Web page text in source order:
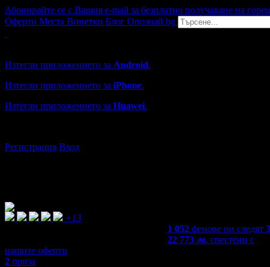
Абонирайте се с Вашия e-mail за безплатно получаване на
Оферти Места Винетки Блог Опознай.bg
Изтегли приложението за Android.
Изтегли приложението за iPhone.
Изтегли приложението за Huawei.
Регистрация Вход
+13
1 052 фенове ни следят
22 773лв. спестени с
нашите оферти
2 приза